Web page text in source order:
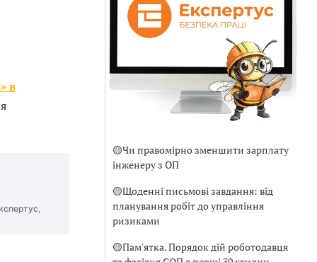
в
🟡Чи правомірно зменшити зарплату
інженеру з ОП
🟡Щоденні письмові завдання: від
планування робіт до управління
ризиками
🟡Пам'ятка. Порядок дій роботодавця